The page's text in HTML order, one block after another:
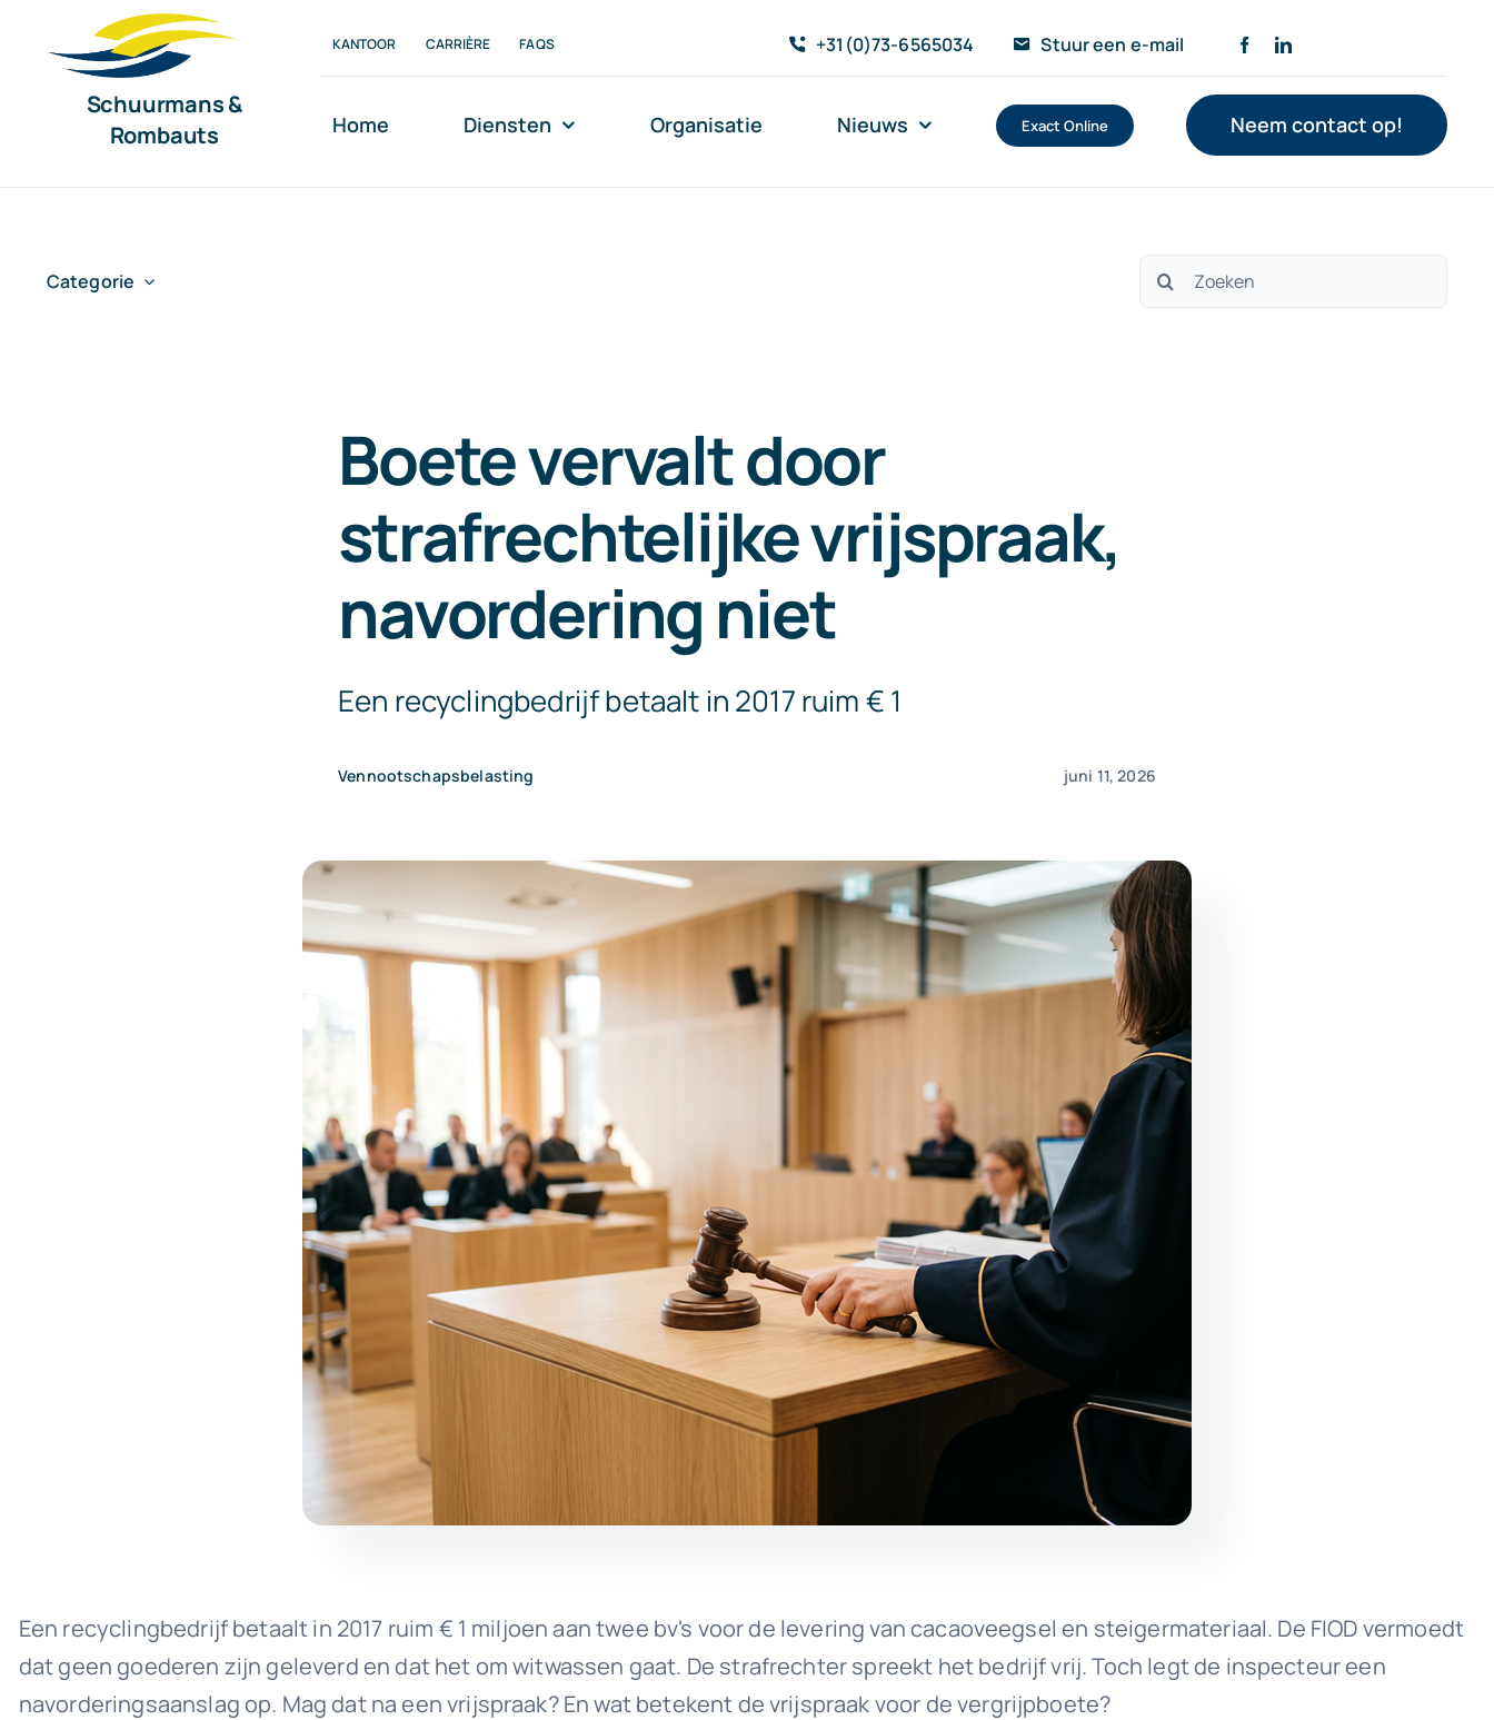
Schuurmans &
Rombauts
KANTOOR CARRIÈRE FAQS +31(0)73-6565034 Stuur een e-mail
Home Diensten Organisatie Nieuws Exact Online Neem contact op!
Categorie
Zoeken
Boete vervalt door
strafrechtelijke vrijspraak,
navordering niet
Een recyclingbedrijf betaalt in 2017 ruim € 1
Vennootschapsbelasting juni 11, 2026
Een recyclingbedrijf betaalt in 2017 ruim € 1 miljoen aan twee bv's voor de levering van cacaoveegsel en steigermateriaal. De FIOD vermoedt
dat geen goederen zijn geleverd en dat het om witwassen gaat. De strafrechter spreekt het bedrijf vrij. Toch legt de inspecteur een
navorderingsaanslag op. Mag dat na een vrijspraak? En wat betekent de vrijspraak voor de vergrijpboete?